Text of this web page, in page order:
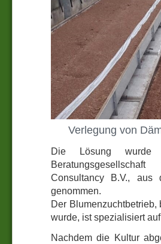
Verlegung von
Die Lösung wurde
Consultancy B.V., aus
genommen.
Der
wurde, ist spezialisiert
Nachdem die Kultur